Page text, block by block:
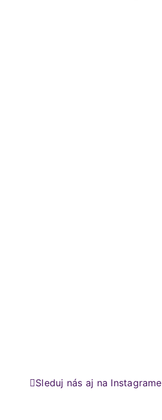
Sleduj nás aj na Instagrame